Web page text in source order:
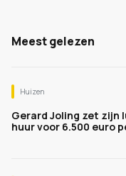
Meest gelezen
Huizen
Gerard Joling zet zijn
huur voor 6.500 euro